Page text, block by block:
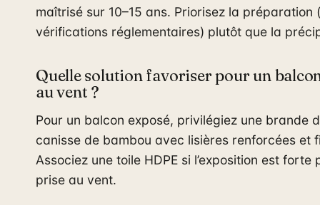
maîtrisé sur 10–15 ans. Priorisez la préparation
vérifications réglementaires) plutôt que la
Quelle solution favoriser pour un
au vent ?
Pour un balcon exposé, privilégiez une brande
canisse de bambou avec lisières renforcées et
Associez une toile HDPE si l’exposition est forte
prise au vent.